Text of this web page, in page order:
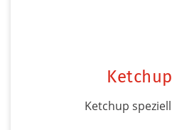
Ketchup